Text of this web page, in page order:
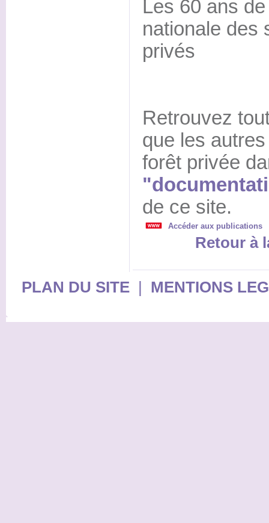
Les 60 ans
nationale des
privés
Retrouvez
que les
forêt privée
de ce site.
Accéder aux publications
Retour à
PLAN DU SITE| MENTIONS